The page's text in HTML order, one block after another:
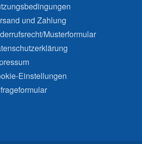
und Zahlung
Musterformular
Einstellungen